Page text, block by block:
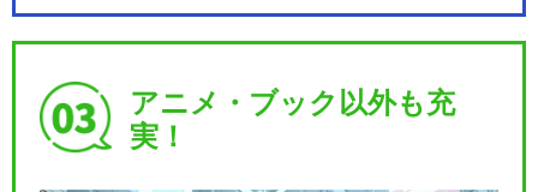
アニメ・ブック以外も充
実！